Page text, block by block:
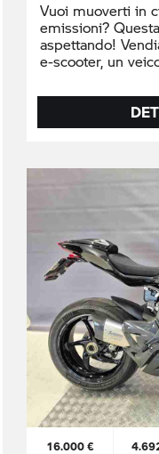
Vuoi muoverti in
emissioni?
aspettando!
e-scooter, un
16.000 €